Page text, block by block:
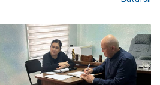
Unda shuningdek, Oliy Majlis
va viloyat kengashi
vakillari ham ishtirok etishdi.